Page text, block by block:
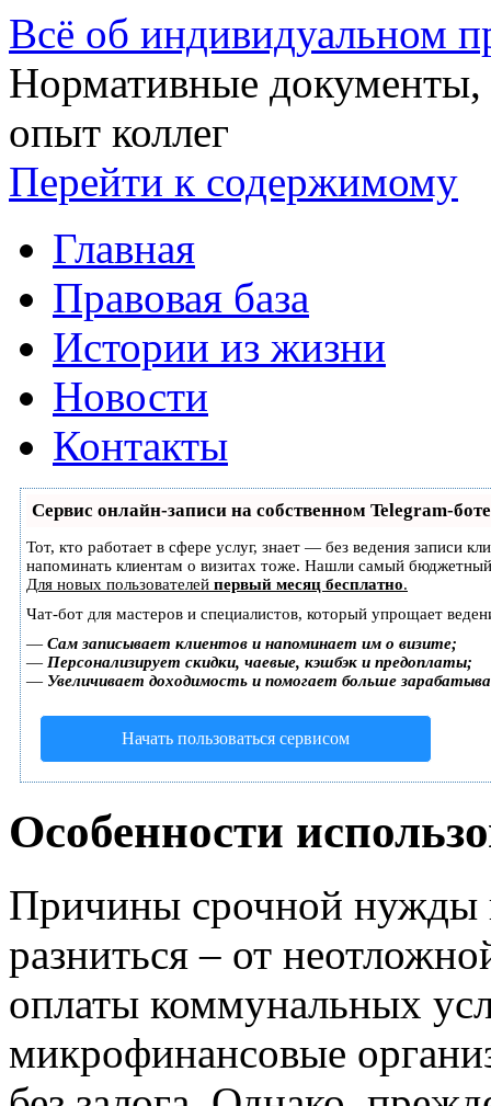
Всё об индивидуальном
Нормативные документы,
опыт коллег
Перейти к содержимому
Главная
Правовая база
Истории из жизни
Новости
Контакты
Сервис онлайн-записи на собственном Telegram-боте
Тот, кто работает в сфере услуг, знает — без ведения записи
напоминать клиентам о визитах тоже. Нашли самый
Для новых пользователей первый месяц бесплатно.
Чат-бот для мастеров и специалистов, который упрощает
— Сам записывает клиентов и напоминает им о визите;
— Персонализирует скидки, чаевые, кэшбэк и предоплаты;
— Увеличивает доходимость и помогает больше
Начать пользоваться сервисом
Особенности
Причины срочной нужды
разниться – от
оплаты коммунальных
микрофинансовые